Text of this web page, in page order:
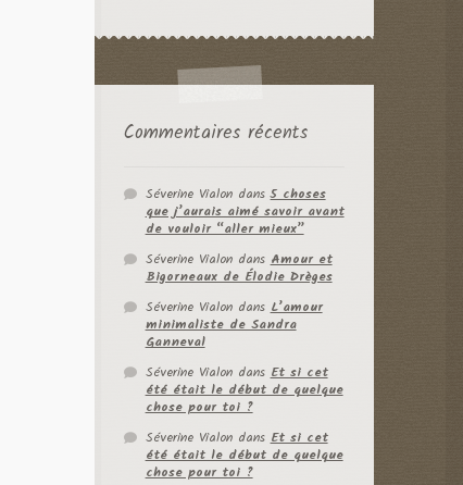
Commentaires récents
Séverine Vialondans5 choses
que j’aurais aimé savoir avant
de vouloir “aller mieux”
Séverine VialondansAmour et
Bigorneaux de Élodie Drèges
Séverine VialondansL’amour
minimaliste de Sandra
Ganneval
Séverine VialondansEt si cet
été était le début de quelque
chose pour toi ?
Séverine VialondansEt si cet
été était le début de quelque
chose pour toi ?